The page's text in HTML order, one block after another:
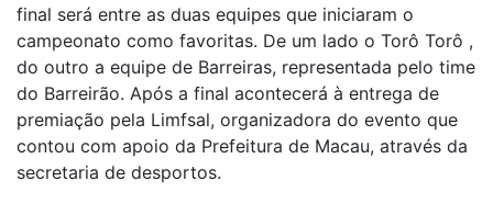
final será entre as duas equipes que iniciaram o
campeonato como favoritas. De um lado o Torô Torô ,
do outro a equipe de Barreiras, representada pelo time
do Barreirão. Após a final acontecerá à entrega de
premiação pela Limfsal, organizadora do evento que
contou com apoio da Prefeitura de Macau, através da
secretaria de desportos.